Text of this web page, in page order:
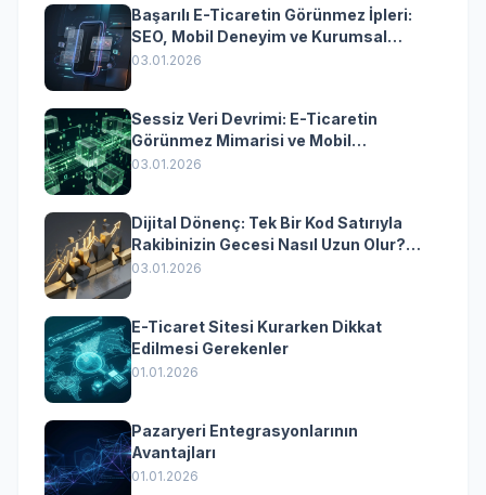
Başarılı E-Ticaretin Görünmez İpleri:
SEO, Mobil Deneyim ve Kurumsal
Yazılımın Kazandıran Senkronizasyonu
03.01.2026
Sessiz Veri Devrimi: E-Ticaretin
Görünmez Mimarisi ve Mobil
Dönüşümün Kurumsal Anahtarı
03.01.2026
Dijital Dönenç: Tek Bir Kod Satırıyla
Rakibinizin Gecesi Nasıl Uzun Olur?
(Kurumsal Yazılımın Güçlü Rolü)
03.01.2026
E-Ticaret Sitesi Kurarken Dikkat
Edilmesi Gerekenler
01.01.2026
Pazaryeri Entegrasyonlarının
Avantajları
01.01.2026